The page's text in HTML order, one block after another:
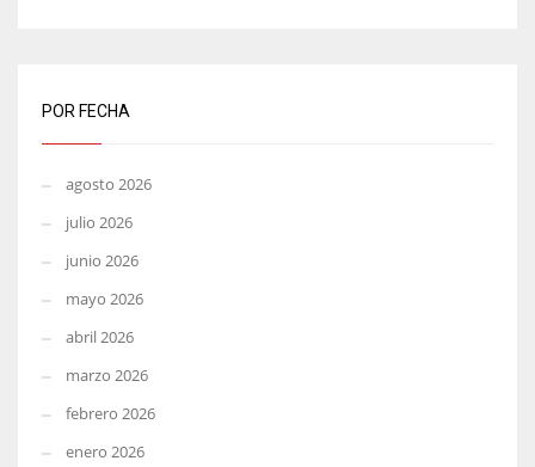
POR FECHA
agosto 2026
julio 2026
junio 2026
mayo 2026
abril 2026
marzo 2026
febrero 2026
enero 2026